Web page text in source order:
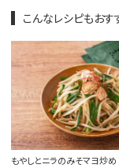
こんなレシピもおす
もやしとニラのみそマヨ炒め